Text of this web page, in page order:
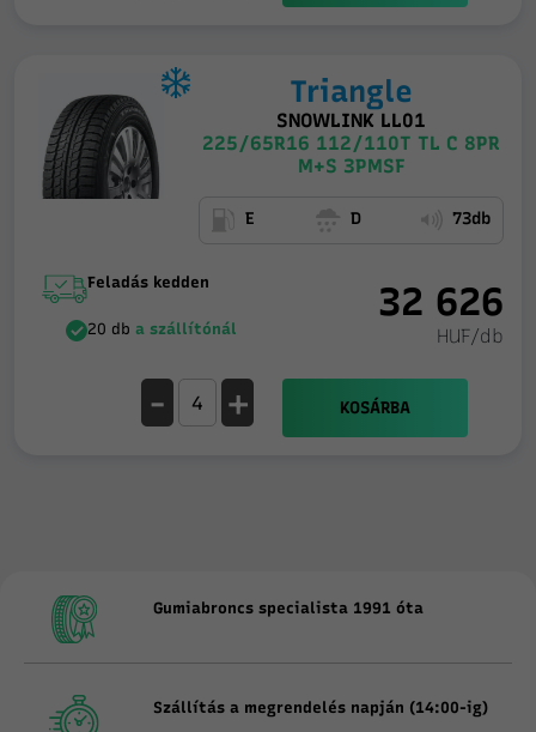
Triangle
SNOWLINK LL01
225/65R16 112/110T TL C 8PR
M+S 3PMSF
E D 73db
Feladás kedden
20 db a szállítónál
32 626
HUF/db
- + KOSÁRBA
Gumiabroncs specialista 1991 óta
Szállítás a megrendelés napján (14:00-ig)